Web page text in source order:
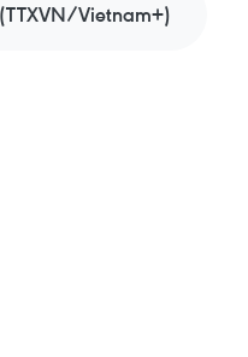
(TTXVN/Vietnam+)